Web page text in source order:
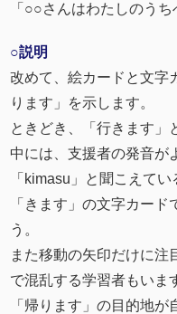
「○○さんはわたしのう
○説明
改めて、絵カードと文字
ります」を示します。
ときどき、「行きます」
中には、支援者の発音が
「kimasu」と聞こえて
「きます」の文字カー
う。
また移動の矢印だけに注
で混乱する学習者もいま
「帰ります」の目的地